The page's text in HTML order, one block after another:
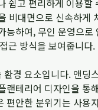
쉽고 편리하게 이용
비대면으로 신속하게
하여, 무인 운영으
근 방식을 보여줍니다.
경 요소입니다. 앤딩
테리어 디자인을 통
안한 분위기는 사용